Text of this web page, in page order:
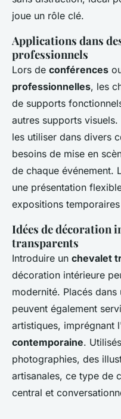
joue un rôle clé.
Applications dans
professionnels
Lors de conférences
professionnelles, les
de supports
autres supports visuels.
les utiliser dans divers
besoins de mise en
de chaque événement.
une présentation
expositions
Idées de décoration
transparents
Introduire un chevalet
décoration intérieure
modernité. Placés
peuvent également
artistiques, imprégnant
contemporaine.
photographies, des
artisanales, ce type de
central et